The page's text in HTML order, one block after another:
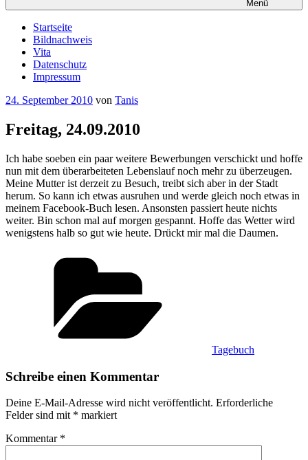
Menü
Startseite
Bildnachweis
Vita
Datenschutz
Impressum
Veröffentlicht
24. September 2010 von Tanis
Freitag, 24.09.2010
Ich habe soeben ein paar weitere Bewerbungen verschickt und hoffe
nun mit dem überarbeiteten Lebenslauf noch mehr zu überzeugen.
Meine Mutter ist derzeit zu Besuch, treibt sich aber in der Stadt
herum. So kann ich etwas ausruhen und werde gleich noch etwas in
meinem Facebook-Buch lesen. Ansonsten passiert heute nichts
weiter. Bin schon mal auf morgen gespannt. Hoffe das Wetter wird
wenigstens halb so gut wie heute. Drückt mir mal die Daumen.
Tagebuch
Schreibe einen Kommentar
Deine E-Mail-Adresse wird nicht veröffentlicht. Erforderliche
Felder sind mit * markiert
Kommentar *